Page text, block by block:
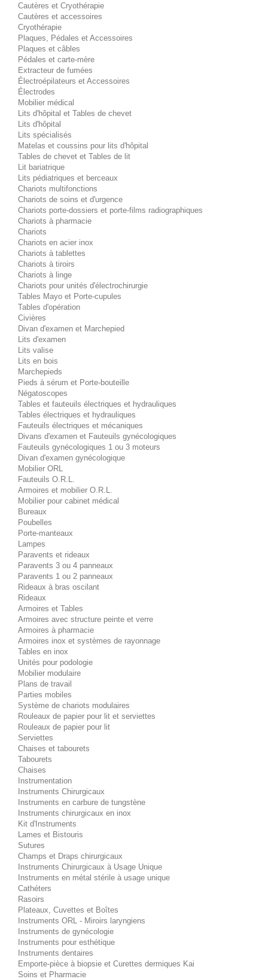
Cautères et Cryothérapie
Cautères et accessoires
Cryothérapie
Plaques, Pédales et Accessoires
Plaques et câbles
Pédales et carte-mère
Extracteur de fumées
Électroépilateurs et Accessoires
Électrodes
Mobilier médical
Lits d'hôpital et Tables de chevet
Lits d'hôpital
Lits spécialisés
Matelas et coussins pour lits d'hôpital
Tables de chevet et Tables de lit
Lit bariatrique
Lits pédiatriques et berceaux
Chariots multifonctions
Chariots de soins et d'urgence
Chariots porte-dossiers et porte-films radiographiques
Chariots à pharmacie
Chariots
Chariots en acier inox
Chariots à tablettes
Chariots à tiroirs
Chariots à linge
Chariots pour unités d'électrochirurgie
Tables Mayo et Porte-cupules
Tables d'opération
Civières
Divan d'examen et Marchepied
Lits d'examen
Lits valise
Lits en bois
Marchepieds
Pieds à sérum et Porte-bouteille
Négatoscopes
Tables et fauteuils électriques et hydrauliques
Tables électriques et hydrauliques
Fauteuils électriques et mécaniques
Divans d'examen et Fauteuils gynécologiques
Fauteuils gynécologiques 1 ou 3 moteurs
Divan d'examen gynécologique
Mobilier ORL
Fauteuils O.R.L.
Armoires et mobilier O.R.L.
Mobilier pour cabinet médical
Bureaux
Poubelles
Porte-manteaux
Lampes
Paravents et rideaux
Paravents 3 ou 4 panneaux
Paravents 1 ou 2 panneaux
Rideaux à bras oscilant
Rideaux
Armoires et Tables
Armoires avec structure peinte et verre
Armoires à pharmacie
Armoires inox et systèmes de rayonnage
Tables en inox
Unités pour podologie
Mobilier modulaire
Plans de travail
Parties mobiles
Système de chariots modulaires
Rouleaux de papier pour lit et serviettes
Rouleaux de papier pour lit
Serviettes
Chaises et tabourets
Tabourets
Chaises
Instrumentation
Instruments Chirurgicaux
Instruments en carbure de tungstène
Instruments chirurgicaux en inox
Kit d'Instruments
Lames et Bistouris
Sutures
Champs et Draps chirurgicaux
Instruments Chirurgicaux à Usage Unique
Instruments en métal stérile à usage unique
Cathéters
Rasoirs
Plateaux, Cuvettes et Boîtes
Instruments ORL - Miroirs laryngiens
Instruments de gynécologie
Instruments pour esthétique
Instruments dentaires
Emporte-pièce à biopsie et Curettes dermiques Kai
Soins et Pharmacie